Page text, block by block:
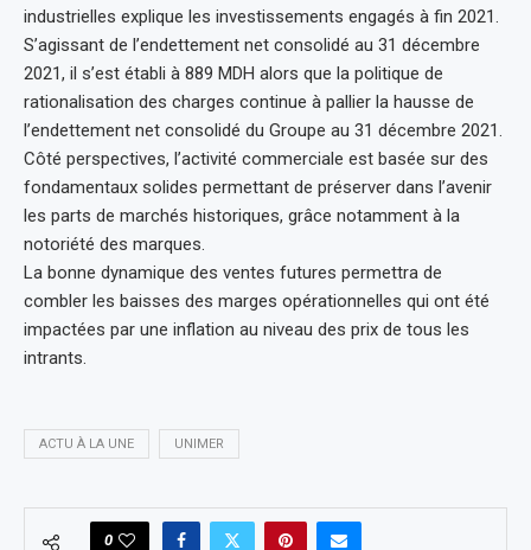
industrielles explique les investissements engagés à fin 2021.
S’agissant de l’endettement net consolidé au 31 décembre
2021, il s’est établi à 889 MDH alors que la politique de
rationalisation des charges continue à pallier la hausse de
l’endettement net consolidé du Groupe au 31 décembre 2021.
Côté perspectives, l’activité commerciale est basée sur des
fondamentaux solides permettant de préserver dans l’avenir
les parts de marchés historiques, grâce notamment à la
notoriété des marques.
La bonne dynamique des ventes futures permettra de
combler les baisses des marges opérationnelles qui ont été
impactées par une inflation au niveau des prix de tous les
intrants.
ACTU À LA UNE UNIMER
0